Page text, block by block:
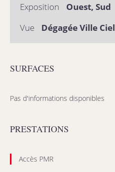
Exposition
Ouest, Sud
Vue
Dégagée Ville Ciel
SURFACES
Pas d'informations disponibles
PRESTATIONS
Accès PMR